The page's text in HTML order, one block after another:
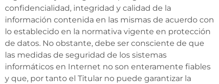
confidencialidad, integridad y calidad de la
información contenida en las mismas de acuerdo con
lo establecido en la normativa vigente en protección
de datos. No obstante, debe ser consciente de que
las medidas de seguridad de los sistemas
informáticos en Internet no son enteramente fiables
y que, por tanto el Titular no puede garantizar la